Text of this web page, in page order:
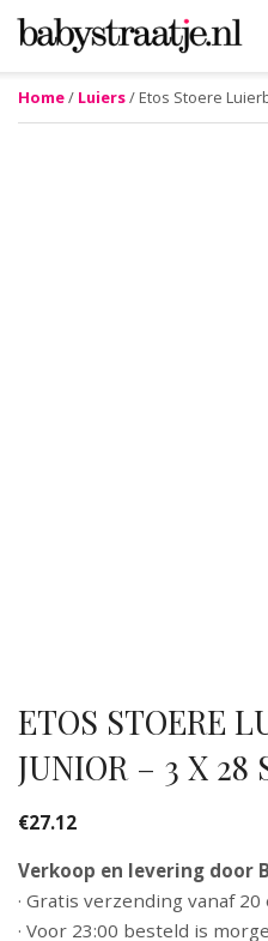
MAMAVLOGS
ZWANGER
BABY
LIFESTYLE
MUSTHAVES
CELEBS
ADVIES
WEBSHOPS
GRATIS
WIN
KORTINGEN
Home/ Luiers/ Etos Stoere
ETOS STOERE
JUNIOR – 3 X 28
€27.12
Verkoop en levering door
· Gratis verzending vanaf 20
· Voor 23:00 besteld is